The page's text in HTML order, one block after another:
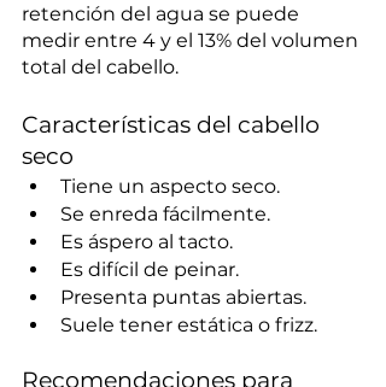
retención del agua se puede
medir entre 4 y el 13% del volumen
total del cabello.
Características del cabello
seco
Tiene un aspecto seco.
Se enreda fácilmente.
Es áspero al tacto.
Es difícil de peinar.
Presenta puntas abiertas.
Suele tener estática o frizz.
Recomendaciones para